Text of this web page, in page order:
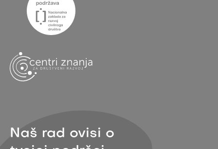
Naš rad ovisi o